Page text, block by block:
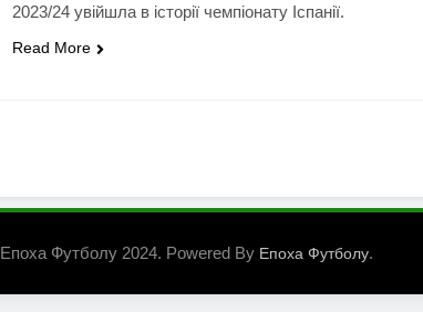
2023/24 увійшла в історії чемпіонату Іспанії.
Read More
Епоха Футболу 2024. Powered By Епоха Футболу.